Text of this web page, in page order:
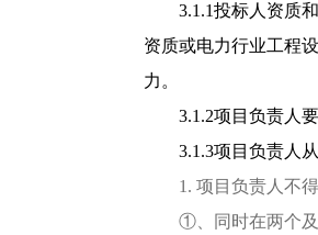
3.1.1投标人资质
资质或电力行业工程
力。
3.1.2项目负责人
3.1.3项目负责人
1. 项目负责人不
①、同时在两个